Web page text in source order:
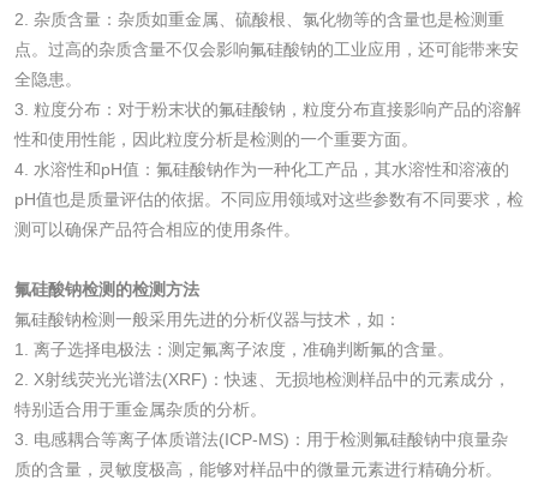
2. 杂质含量：杂质如重金属、硫酸根、氯化物等的含量也是检测重
点。过高的杂质含量不仅会影响氟硅酸钠的工业应用，还可能带来安
全隐患。
3. 粒度分布：对于粉末状的氟硅酸钠，粒度分布直接影响产品的溶解
性和使用性能，因此粒度分析是检测的一个重要方面。
4. 水溶性和pH值：氟硅酸钠作为一种化工产品，其水溶性和溶液的
pH值也是质量评估的依据。不同应用领域对这些参数有不同要求，检
测可以确保产品符合相应的使用条件。
氟硅酸钠检测的检测方法
氟硅酸钠检测一般采用先进的分析仪器与技术，如：
1. 离子选择电极法：测定氟离子浓度，准确判断氟的含量。
2. X射线荧光光谱法(XRF)：快速、无损地检测样品中的元素成分，
特别适合用于重金属杂质的分析。
3. 电感耦合等离子体质谱法(ICP-MS)：用于检测氟硅酸钠中痕量杂
质的含量，灵敏度极高，能够对样品中的微量元素进行精确分析。
碳酸钙检测
活性炭
活性炭检测 煤质颗粒活性炭检
测
检测
木质净水用活性炭
农药肥料